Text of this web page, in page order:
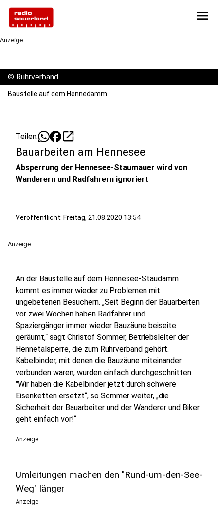
menu
Anzeige
© Ruhrverband
Baustelle auf dem Hennedamm
Teilen: open_in_new
Bauarbeiten am Hennesee
Absperrung der Hennesee-Staumauer wird von
Wanderern und Radfahrern ignoriert
Veröffentlicht: Freitag, 21.08.2020 13:54
Anzeige
An der Baustelle auf dem Hennesee-Staudamm
kommt es immer wieder zu Problemen mit
ungebetenen Besuchern. „Seit Beginn der Bauarbeiten
vor zwei Wochen haben Radfahrer und
Spaziergänger immer wieder Bauzäune beiseite
geräumt,“ sagt Christof Sommer, Betriebsleiter der
Hennetalsperre, die zum Ruhrverband gehört.
Kabelbinder, mit denen die Bauzäune miteinander
verbunden waren, wurden einfach durchgeschnitten.
"Wir haben die Kabelbinder jetzt durch schwere
Eisenketten ersetzt“, so Sommer weiter, „die
Sicherheit der Bauarbeiter und der Wanderer und Biker
geht einfach vor!“
Anzeige
Umleitungen machen den "Rund-um-den-See-
Weg" länger
Anzeige